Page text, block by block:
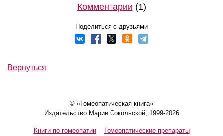
Комментарии (1)
Поделиться с друзьями
Вернуться
© «Гомеопатическая книга»
Издательство Марии Сокольской, 1999-2026
Книги по гомеопатии Гомеопатические препараты